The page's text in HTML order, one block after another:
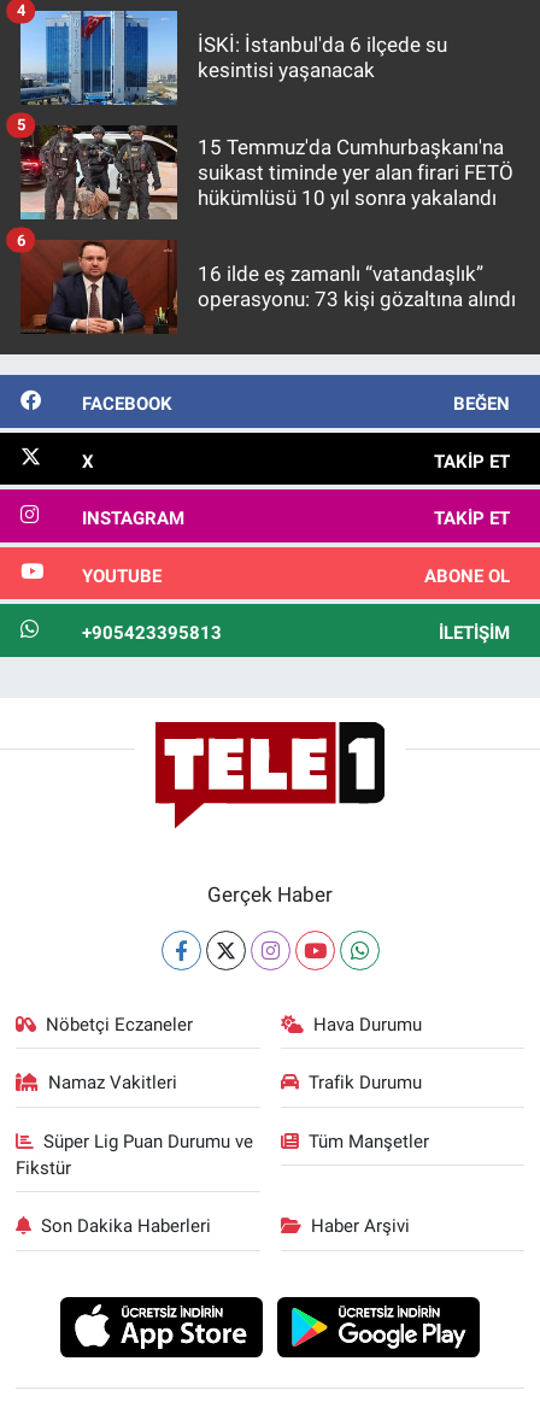
İSKİ: İstanbul'da 6 ilçede su
kesintisi yaşanacak
4
15 Temmuz'da Cumhurbaşkanı'na
suikast timinde yer alan firari FETÖ
hükümlüsü 10 yıl sonra yakalandı
5
16 ilde eş zamanlı “vatandaşlık”
operasyonu: 73 kişi gözaltına alındı
6
FACEBOOK BEĞEN
X TAKIP ET
INSTAGRAM TAKIP ET
YOUTUBE ABONE OL
+905423395813 İLETIŞIM
Gerçek Haber
Nöbetçi Eczaneler Hava Durumu
Namaz Vakitleri Trafik Durumu
Süper Lig Puan Durumu ve
Fikstür
Tüm Manşetler
Son Dakika Haberleri Haber Arşivi